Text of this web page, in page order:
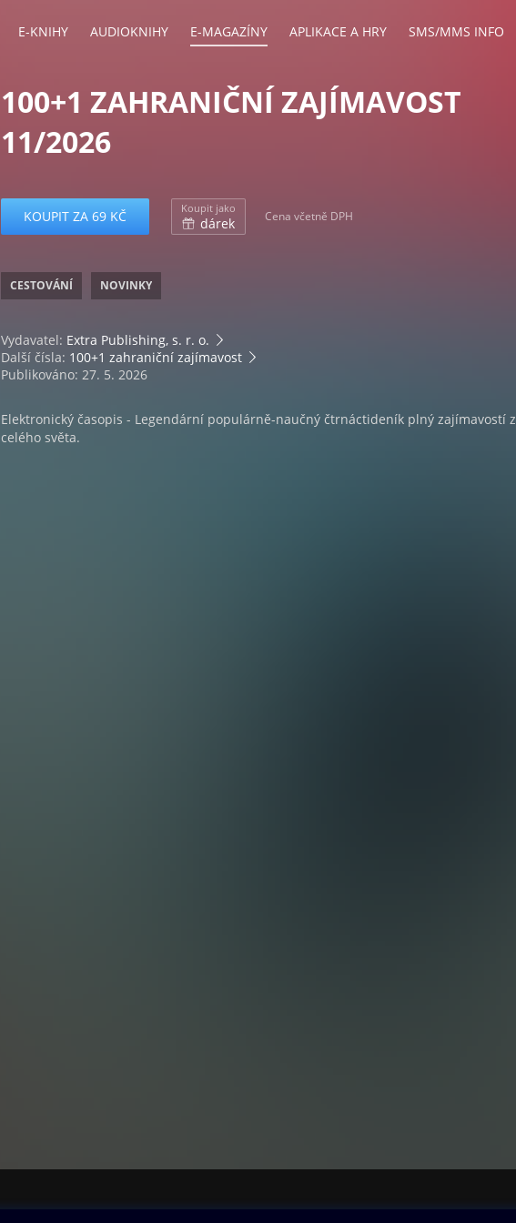
E-KNIHY AUDIOKNIHY E-MAGAZÍNY APLIKACE A HRY SMS/MMS INFO
100+1 ZAHRANIČNÍ ZAJÍMAVOST
11/2026
KOUPIT ZA 69 KČ Koupit jako
dárek Cena včetně DPH
CESTOVÁNÍ NOVINKY
Vydavatel: Extra Publishing, s. r. o.
Další čísla: 100+1 zahraniční zajímavost
Publikováno: 27. 5. 2026
Elektronický časopis - Legendární populárně-naučný čtrnáctideník plný zajímavostí z
celého světa.